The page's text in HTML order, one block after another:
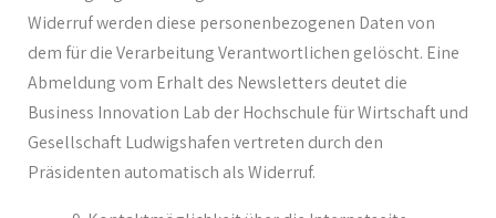
Widerruf werden diese personenbezogenen Daten von
dem für die Verarbeitung Verantwortlichen gelöscht. Eine
Abmeldung vom Erhalt des Newsletters deutet die
Business Innovation Lab der Hochschule für Wirtschaft und
Gesellschaft Ludwigshafen vertreten durch den
Präsidenten automatisch als Widerruf.